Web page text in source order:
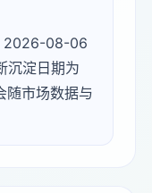
2026-08-06
沉淀日期为
市场数据与